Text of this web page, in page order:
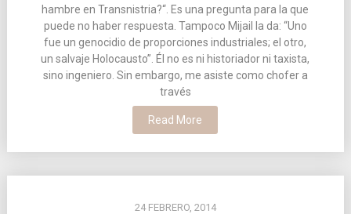
hambre en Transnistria?“. Es una pregunta para la que
puede no haber respuesta. Tampoco Mijail la da: “Uno
fue un genocidio de proporciones industriales; el otro,
un salvaje Holocausto”. Él no es ni historiador ni taxista,
sino ingeniero. Sin embargo, me asiste como chofer a
través
Read More
24 FEBRERO, 2014